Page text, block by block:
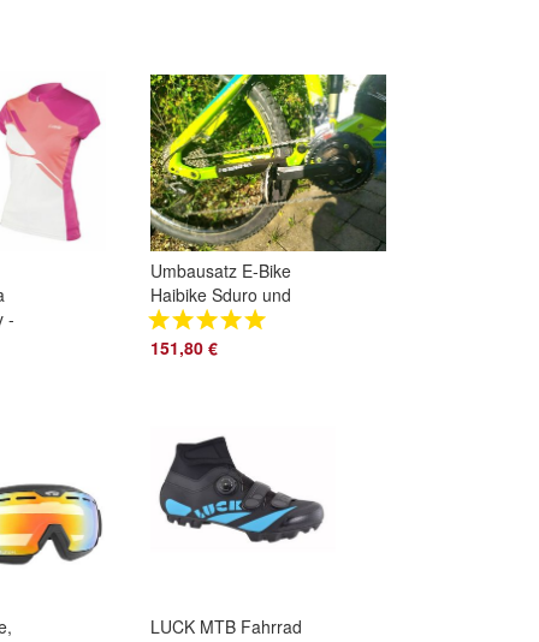
-
Umbausatz E-Bike
Haibike Sduro und
andere von 10
Gang auf 20 Gang
151,80 €
LUCK MTB Fahrrad